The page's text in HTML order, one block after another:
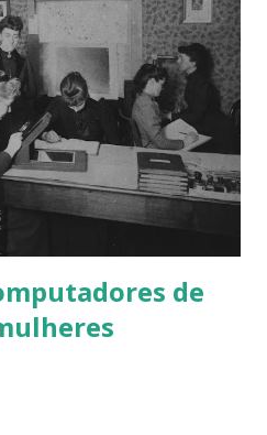
de Hopper é contada em
por Gillian Jacobs (do famoso
seguinte texto: The Queen of
de